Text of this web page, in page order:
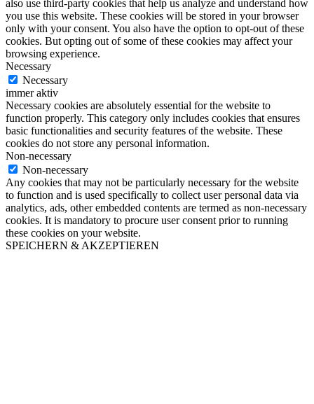
also use third-party cookies that help us analyze and understand how
you use this website. These cookies will be stored in your browser
only with your consent. You also have the option to opt-out of these
cookies. But opting out of some of these cookies may affect your
browsing experience.
Necessary
Necessary
immer aktiv
Necessary cookies are absolutely essential for the website to
function properly. This category only includes cookies that ensures
basic functionalities and security features of the website. These
cookies do not store any personal information.
Non-necessary
Non-necessary
Any cookies that may not be particularly necessary for the website
to function and is used specifically to collect user personal data via
analytics, ads, other embedded contents are termed as non-necessary
cookies. It is mandatory to procure user consent prior to running
these cookies on your website.
SPEICHERN & AKZEPTIEREN